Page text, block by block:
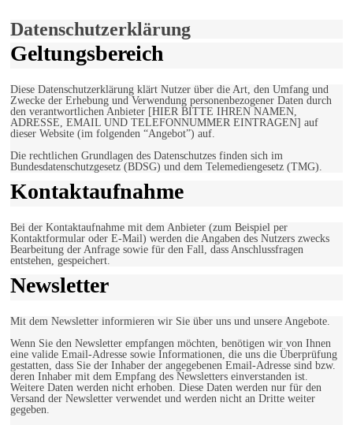
Datenschutzerklärung
Geltungsbereich
Diese Datenschutzerklärung klärt Nutzer über die Art, den Umfang und
Zwecke der Erhebung und Verwendung personenbezogener Daten durch
den verantwortlichen Anbieter [HIER BITTE IHREN NAMEN,
ADRESSE, EMAIL UND TELEFONNUMMER EINTRAGEN] auf
dieser Website (im folgenden “Angebot”) auf.
Die rechtlichen Grundlagen des Datenschutzes finden sich im
Bundesdatenschutzgesetz (BDSG) und dem Telemediengesetz (TMG).
Kontaktaufnahme
Bei der Kontaktaufnahme mit dem Anbieter (zum Beispiel per
Kontaktformular oder E-Mail) werden die Angaben des Nutzers zwecks
Bearbeitung der Anfrage sowie für den Fall, dass Anschlussfragen
entstehen, gespeichert.
Newsletter
Mit dem Newsletter informieren wir Sie über uns und unsere Angebote.
Wenn Sie den Newsletter empfangen möchten, benötigen wir von Ihnen
eine valide Email-Adresse sowie Informationen, die uns die Überprüfung
gestatten, dass Sie der Inhaber der angegebenen Email-Adresse sind bzw.
deren Inhaber mit dem Empfang des Newsletters einverstanden ist.
Weitere Daten werden nicht erhoben. Diese Daten werden nur für den
Versand der Newsletter verwendet und werden nicht an Dritte weiter
gegeben.